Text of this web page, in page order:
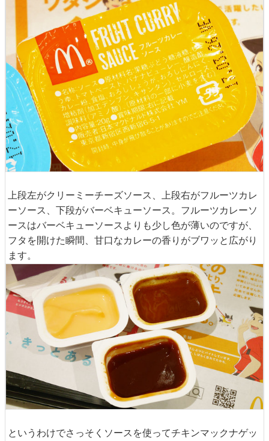
上段左がクリーミーチーズソース、上段右がフルーツカレ
ーソース、下段がバーベキューソース。フルーツカレーソ
ースはバーベキューソースよりも少し色が薄いのですが、
フタを開けた瞬間、甘口なカレーの香りがブワッと広がり
ます。
というわけでさっそくソースを使ってチキンマックナゲッ